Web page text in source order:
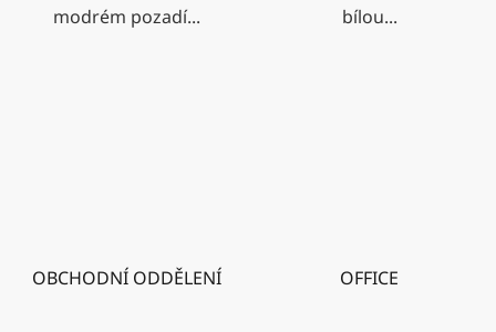
modrém pozadí...
bílou...
OBCHODNÍ ODDĚLENÍ OFFICE